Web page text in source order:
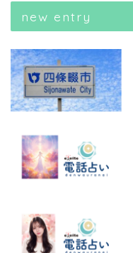
new entry